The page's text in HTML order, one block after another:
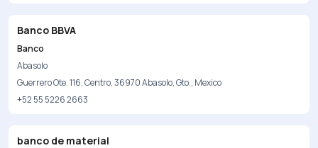
Banco BBVA
Banco
Abasolo
Guerrero Ote. 116, Centro, 36970 Abasolo, Gto., Mexico
+52 55 5226 2663
banco de material